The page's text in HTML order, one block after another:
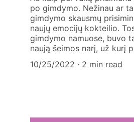
po gimdymo. Nežinau ar
gimdymo skausmų
naujų emocijų kokteilio.
gimdymo namuose, buvo
naują šeimos narį, už kurį
10/25/2022
2 min read